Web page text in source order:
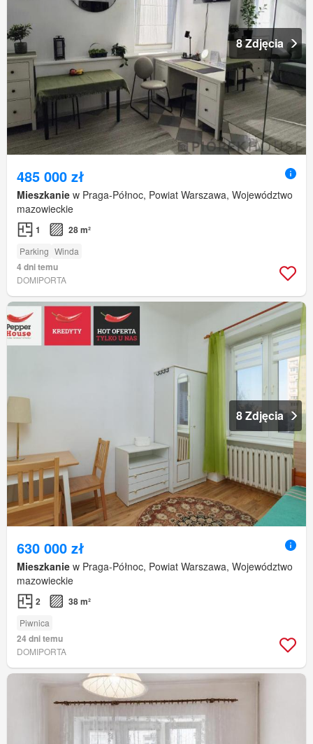
8 Zdjęcia
485 000 zł
Mieszkanie w Praga-Północ, Powiat Warszawa, Województwo
mazowieckie
1 28 m²
Parking Winda
4 dni temu
DOMIPORTA
8 Zdjęcia
630 000 zł
Mieszkanie w Praga-Północ, Powiat Warszawa, Województwo
mazowieckie
2 38 m²
Piwnica
24 dni temu
DOMIPORTA